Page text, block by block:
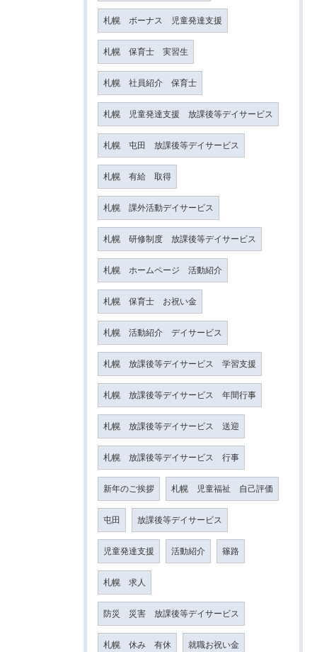
札幌 ボーナス 児童発達支援
札幌 保育士 実習生
札幌 社員紹介 保育士
札幌 児童発達支援 放課後等デイサービス
札幌 屯田 放課後等デイサービス
札幌 有給 取得
札幌 課外活動デイサービス
札幌 研修制度 放課後等デイサービス
札幌 ホームページ 活動紹介
札幌 保育士 お祝い金
札幌 活動紹介 デイサービス
札幌 放課後等デイサービス 学習支援
札幌 放課後等デイサービス 年間行事
札幌 放課後等デイサービス 送迎
札幌 放課後等デイサービス 行事
新年のご挨拶 札幌 児童福祉 自己評価
屯田 放課後等デイサービス
児童発達支援 活動紹介 篠路
札幌 求人
防災 災害 放課後等デイサービス
札幌 休み 有休 就職お祝い金